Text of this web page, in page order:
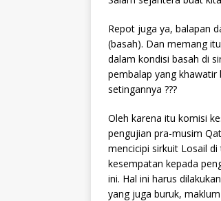
Repot juga ya, balapan
(basah). Dan memang
dalam kondisi basah di
pembalap yang khawatir
setingannya ???
Oleh karena itu komisi
pengujian pra-musim
mencicipi sirkuit Losail
kesempatan kepada
ini. Hal ini harus
yang juga buruk,